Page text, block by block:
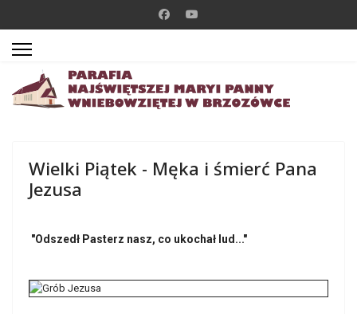
Wielki Piątek - Męka i śmierć Pana
Jezusa
"Odszedł Pasterz nasz, co ukochał lud..."